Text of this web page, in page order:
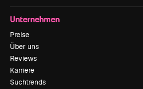
Unternehmen
Preise
Über uns
Reviews
Karriere
Suchtrends